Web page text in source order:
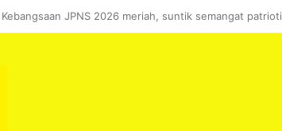
Exco satu amanah besar – Siow Kong Choon